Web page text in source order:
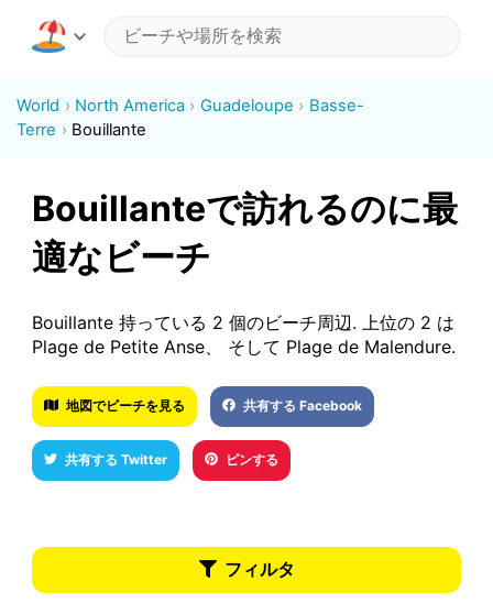
World North America Guadeloupe
Basse-
Terre
Bouillante
Bouillanteで訪れるのに最
適なビーチ
Bouillante 持っている 2 個のビーチ周辺. 上位の 2 は
Plage de Petite Anse、 そして Plage de Malendure.
地図でビーチを見る 共有する Facebook
共有する Twitter ピンする
フィルタ